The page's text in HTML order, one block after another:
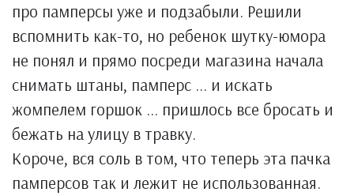
про памперсы уже и подзабыли. Решили
вспомнить как-то, но ребенок шутку-юмора
не понял и прямо посреди магазина начала
снимать штаны, памперс ... и искать
жомпелем горшок ... пришлось все бросать и
бежать на улицу в травку.
Короче, вся соль в том, что теперь эта пачка
памперсов так и лежит не использованная.